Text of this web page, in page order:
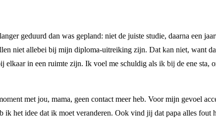
geduurd dan was gepland: niet de juiste studie, daarna een
niet allebei bij mijn diploma-uitreiking zijn. Dat kan niet, want
in een ruimte zijn. Ik voel me schuldig als ik bij de ene sta,
met jou, mama, geen contact meer heb. Voor mijn gevoel
ik het idee dat ik moet veranderen. Ook vind jij dat papa alles